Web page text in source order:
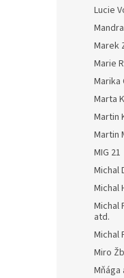
Lucie
Marek
Marie
Marika
Marta
Martin
Martin
MIG 21
Michal
Michal
Michal
atd.
Michal
Miro